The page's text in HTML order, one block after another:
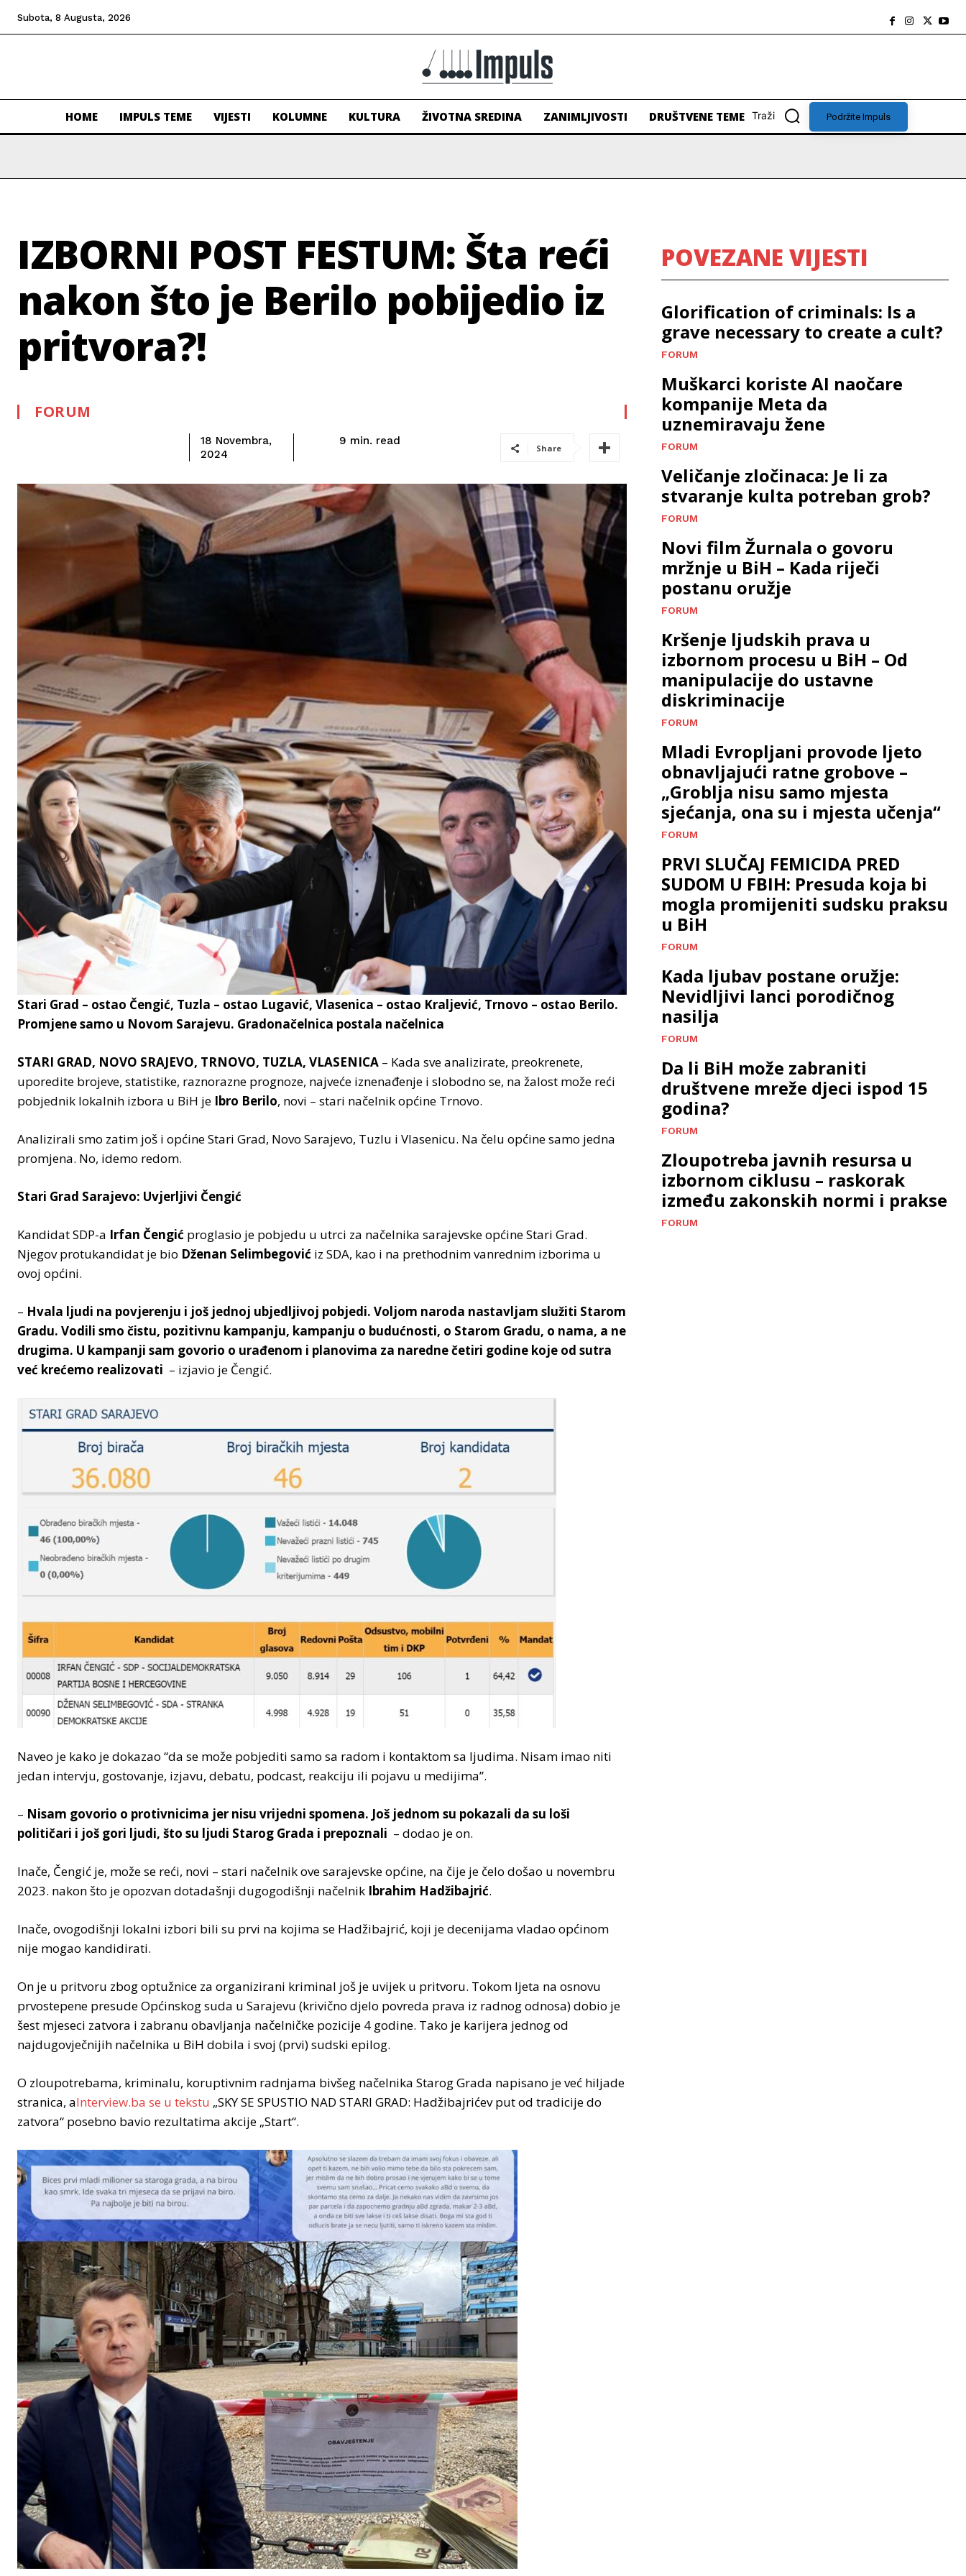
Subota, 8 Augusta, 2026
HOME IMPULS TEME VIJESTI KOLUMNE KULTURA ŽIVOTNA SREDINA ZANIMLJIVOSTI DRUŠTVENE TEME Traži Podržite Impuls
IZBORNI POST FESTUM: Šta reći
nakon što je Berilo pobijedio iz
pritvora?!
FORUM
18 Novembra,
2024
9 min. read
Share
Stari Grad – ostao Čengić, Tuzla – ostao Lugavić, Vlasenica – ostao Kraljević, Trnovo – ostao Berilo.
Promjene samo u Novom Sarajevu. Gradonačelnica postala načelnica
STARI GRAD, NOVO SRAJEVO, TRNOVO, TUZLA, VLASENICA – Kada sve analizirate, preokrenete,
uporedite brojeve, statistike, raznorazne prognoze, najveće iznenađenje i slobodno se, na žalost može reći
pobjednik lokalnih izbora u BiH je Ibro Berilo, novi – stari načelnik općine Trnovo.
Analizirali smo zatim još i općine Stari Grad, Novo Sarajevo, Tuzlu i Vlasenicu. Na čelu općine samo jedna
promjena. No, idemo redom.
Stari Grad Sarajevo: Uvjerljivi Čengić
Kandidat SDP-a Irfan Čengić proglasio je pobjedu u utrci za načelnika sarajevske općine Stari Grad.
Njegov protukandidat je bio Dženan Selimbegović iz SDA, kao i na prethodnim vanrednim izborima u
ovoj općini.
– Hvala ljudi na povjerenju i još jednoj ubjedljivoj pobjedi. Voljom naroda nastavljam služiti Starom
Gradu. Vodili smo čistu, pozitivnu kampanju, kampanju o budućnosti, o Starom Gradu, o nama, a ne
drugima. U kampanji sam govorio o urađenom i planovima za naredne četiri godine koje od sutra
već krećemo realizovati – izjavio je Čengić.
Naveo je kako je dokazao “da se može pobjediti samo sa radom i kontaktom sa ljudima. Nisam imao niti
jedan intervju, gostovanje, izjavu, debatu, podcast, reakciju ili pojavu u medijima”.
– Nisam govorio o protivnicima jer nisu vrijedni spomena. Još jednom su pokazali da su loši
političari i još gori ljudi, što su ljudi Starog Grada i prepoznali – dodao je on.
Inače, Čengić je, može se reći, novi – stari načelnik ove sarajevske općine, na čije je čelo došao u novembru
2023. nakon što je opozvan dotadašnji dugogodišnji načelnik Ibrahim Hadžibajrić.
Inače, ovogodišnji lokalni izbori bili su prvi na kojima se Hadžibajrić, koji je decenijama vladao općinom
nije mogao kandidirati.
On je u pritvoru zbog optužnice za organizirani kriminal još je uvijek u pritvoru. Tokom ljeta na osnovu
prvostepene presude Općinskog suda u Sarajevu (krivično djelo povreda prava iz radnog odnosa) dobio je
šest mjeseci zatvora i zabranu obavljanja načelničke pozicije 4 godine. Tako je karijera jednog od
najdugovječnijih načelnika u BiH dobila i svoj (prvi) sudski epilog.
O zloupotrebama, kriminalu, koruptivnim radnjama bivšeg načelnika Starog Grada napisano je već hiljade
stranica, aInterview.ba se u tekstu „SKY SE SPUSTIO NAD STARI GRAD: Hadžibajrićev put od tradicije do
zatvora“ posebno bavio rezultatima akcije „Start“.
POVEZANE VIJESTI
Glorification of criminals: Is a
grave necessary to create a cult?
FORUM
Muškarci koriste AI naočare
kompanije Meta da
uznemiravaju žene
FORUM
Veličanje zločinaca: Je li za
stvaranje kulta potreban grob?
FORUM
Novi film Žurnala o govoru
mržnje u BiH – Kada riječi
postanu oružje
FORUM
Kršenje ljudskih prava u
izbornom procesu u BiH – Od
manipulacije do ustavne
diskriminacije
FORUM
Mladi Evropljani provode ljeto
obnavljajući ratne grobove –
„Groblja nisu samo mjesta
sjećanja, ona su i mjesta učenja“
FORUM
PRVI SLUČAJ FEMICIDA PRED
SUDOM U FBIH: Presuda koja bi
mogla promijeniti sudsku praksu
u BiH
FORUM
Kada ljubav postane oružje:
Nevidljivi lanci porodičnog
nasilja
FORUM
Da li BiH može zabraniti
društvene mreže djeci ispod 15
godina?
FORUM
Zloupotreba javnih resursa u
izbornom ciklusu – raskorak
između zakonskih normi i prakse
FORUM